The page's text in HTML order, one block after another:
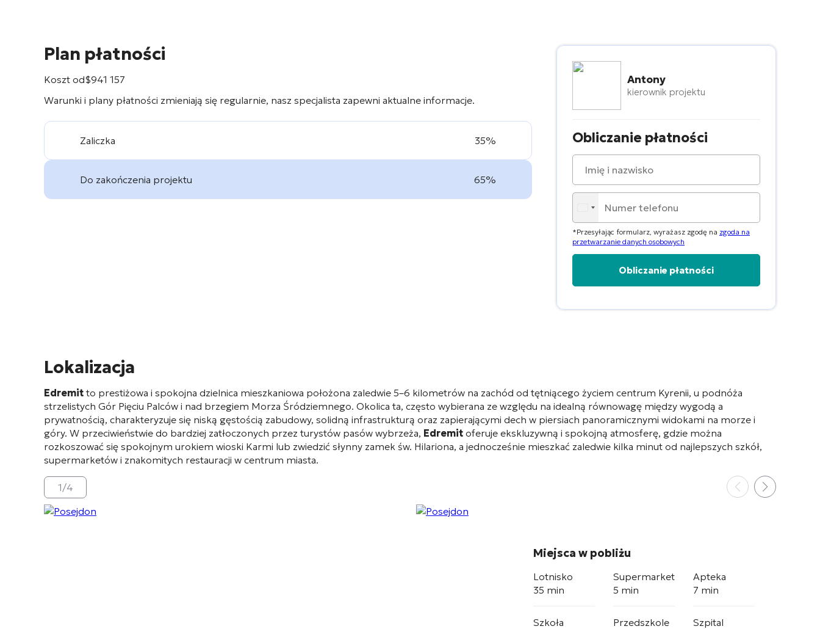
Plan płatności
Koszt od$941 157
Warunki i plany płatności zmieniają się regularnie, nasz specjalista zapewni aktualne informacje.
Zaliczka 35%
Do zakończenia projektu 65%
Antony
kierownik projektu
Obliczanie płatności
*Przesyłając formularz, wyrażasz zgodę na zgoda na
przetwarzanie danych osobowych
Lokalizacja
Edremit to prestiżowa i spokojna dzielnica mieszkaniowa położona zaledwie 5–6 kilometrów na zachód od tętniącego życiem centrum Kyrenii, u podnóża
strzelistych Gór Pięciu Palców i nad brzegiem Morza Śródziemnego. Okolica ta, często wybierana ze względu na idealną równowagę między wygodą a
prywatnością, charakteryzuje się niską gęstością zabudowy, solidną infrastrukturą oraz zapierającymi dech w piersiach panoramicznymi widokami na morze i
góry. W przeciwieństwie do bardziej zatłoczonych przez turystów pasów wybrzeża, Edremit oferuje ekskluzywną i spokojną atmosferę, gdzie można
rozkoszować się spokojnym urokiem wioski Karmi lub zwiedzić słynny zamek św. Hilariona, a jednocześnie mieszkać zaledwie kilka minut od najlepszych szkół,
supermarketów i znakomitych restauracji w centrum miasta.
1/4
Miejsca w pobliżu
Lotnisko
35 min
Supermarket
5 min
Apteka
7 min
Szkoła
Przedszkole
Szpital